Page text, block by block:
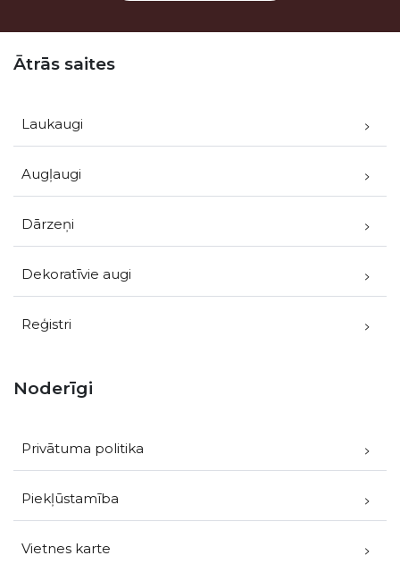
Ātrās saites
Laukaugi
Augļaugi
Dārzeņi
Dekoratīvie augi
Reģistri
Noderīgi
Privātuma politika
Piekļūstamība
Vietnes karte